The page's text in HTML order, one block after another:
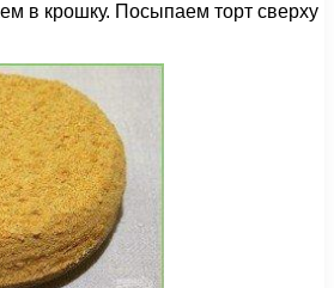
в крошку. Посыпаем торт сверху